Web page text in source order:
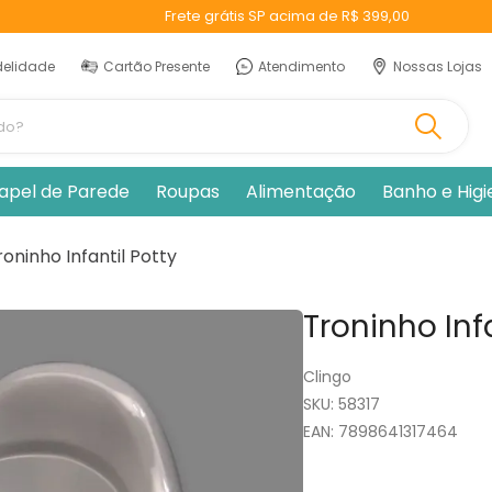
Frete grátis SP acima de R$ 399,00
Cartão Presente Atendimento Nossas Lojas
de Parede Roupas Alimentação Banho e
Infantil Potty
Troninho
Clingo
: 58317
EAN: 7898641317464